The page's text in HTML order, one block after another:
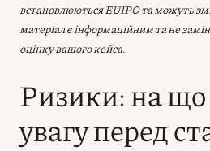
встановлюються EUIPO та можуть
матеріал є інформаційним та не
оцінку вашого кейса.
Ризики: на що
увагу перед